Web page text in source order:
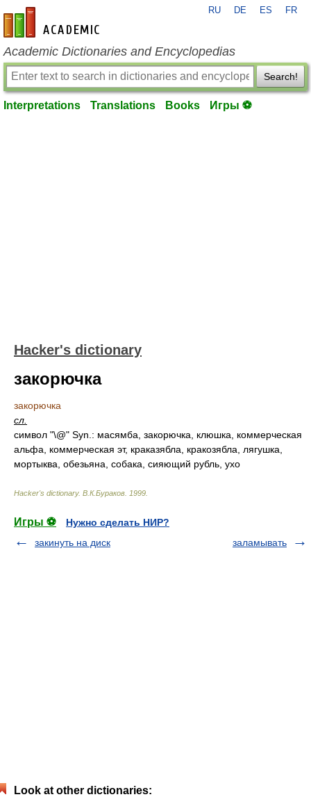
en-academic.com
RU DE ES FR
Academic Dictionaries and Encyclopedias
Search!
Interpretations Translations Books Игры ⚽
Hacker's dictionary
закорючка
закорючка
сл.
символ "\@" Syn.: масямба, закорючка, клюшка, коммерческая
альфа, коммерческая эт, краказябла, кракозябла, лягушка,
мортыква, обезьяна, собака, сияющий рубль, ухо
Hacker's dictionary. В.К.Бураков 1999
Игры ⚽
Нужно сделать НИР?
закинуть на диск
заламывать
Look at other dictionaries: